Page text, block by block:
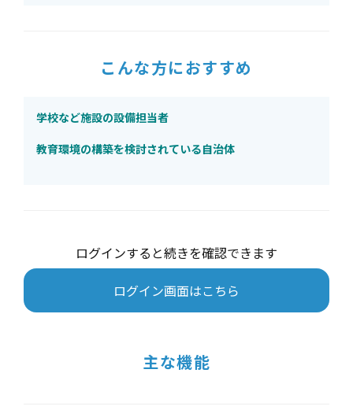
こんな方におすすめ
学校など施設の設備担当者
教育環境の構築を検討されている自治体
ログインすると続きを確認できます
ログイン画面はこちら
主な機能